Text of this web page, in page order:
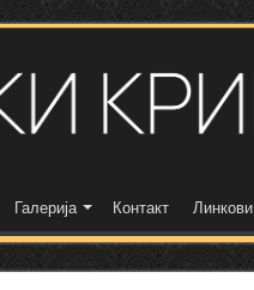
Галерија Контакт Линкови